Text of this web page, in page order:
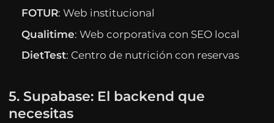
FOTUR: Web institucional
Qualitime: Web corporativa con SEO local
DietTest: Centro de nutrición con reservas
5. Supabase: El backend que
necesitas